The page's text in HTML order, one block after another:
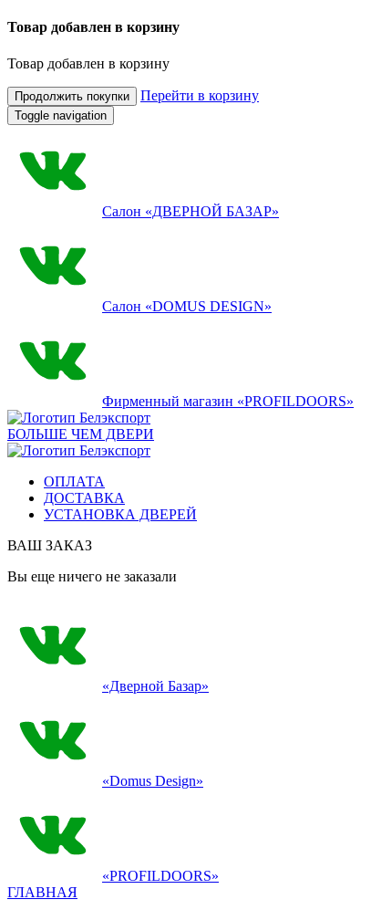
Товар добавлен в корзину
Товар добавлен в корзину
Продолжить покупки Перейти в корзину
Toggle navigation
Салон «ДВЕРНОЙ БАЗАР»
Салон «DOMUS DESIGN»
Фирменный магазин «PROFILDOORS»
БОЛЬШЕ ЧЕМ ДВЕРИ
ОПЛАТА
ДОСТАВКА
УСТАНОВКА ДВЕРЕЙ
ВАШ ЗАКАЗ
Вы еще ничего не заказали
«Дверной Базар»
«Domus Design»
«PROFILDOORS»
ГЛАВНАЯ